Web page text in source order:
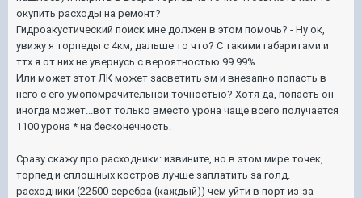
окупить расходы на ремонт?
Гидроакустический поиск мне должен в этом помочь? - Ну ок,
увижу я торпеды с 4км, дальше то что? С такими габаритами и
ттх я от них не увернусь с вероятностью 99.99%.
Или может этот ЛК может засветить эм и внезапно попасть в
него с его умопомрачительной точностью? Хотя да, попасть он
иногда может...вот только вместо урона чаще всего получается
1100 урона * на бесконечность.
Сразу скажу про расходники: извините, но в этом мире точек,
торпед и сплошных костров лучше заплатить за голд.
расходники (22500 серебра (каждый)) чем уйти в порт из-за